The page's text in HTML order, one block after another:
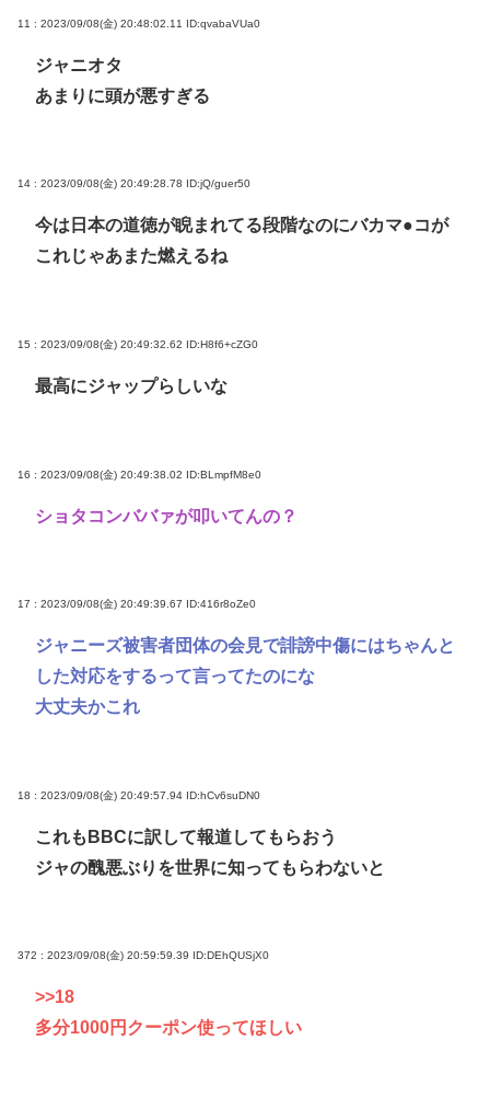
11 : 2023/09/08(金) 20:48:02.11 ID:qvabaVUa0
ジャニオタ
あまりに頭が悪すぎる
14 : 2023/09/08(金) 20:49:28.78 ID:jQ/guer50
今は日本の道徳が睨まれてる段階なのにバカマ●コが
これじゃあまた燃えるね
15 : 2023/09/08(金) 20:49:32.62 ID:H8f6+cZG0
最高にジャップらしいな
16 : 2023/09/08(金) 20:49:38.02 ID:BLmpfM8e0
ショタコンババァが叩いてんの？
17 : 2023/09/08(金) 20:49:39.67 ID:416r8oZe0
ジャニーズ被害者団体の会見で誹謗中傷にはちゃんと
した対応をするって言ってたのにな
大丈夫かこれ
18 : 2023/09/08(金) 20:49:57.94 ID:hCv6suDN0
これもBBCに訳して報道してもらおう
ジャの醜悪ぶりを世界に知ってもらわないと
372 : 2023/09/08(金) 20:59:59.39 ID:DEhQUSjX0
>>18
多分1000円クーポン使ってほしい